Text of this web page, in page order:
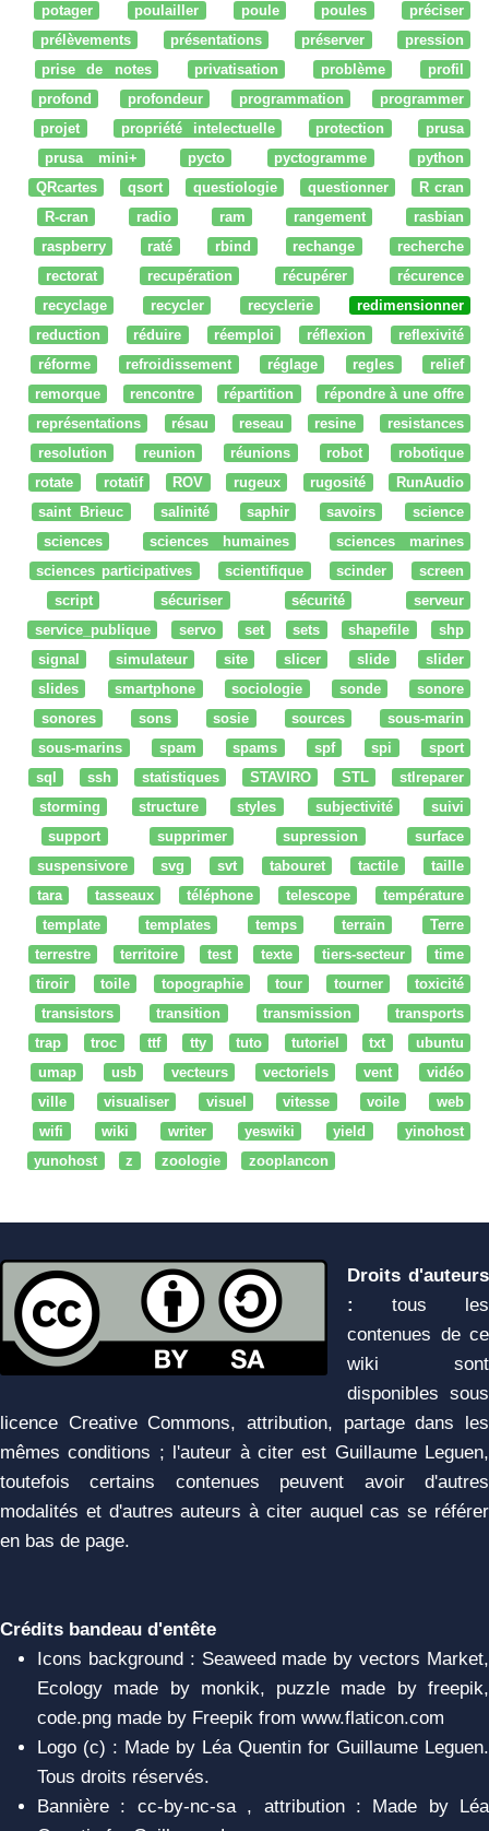
potager
poulailler poule poules
préciser
prélèvements
présentations préserver
pression
prise de notes
privatisation problème
profil
profond
profondeur programmation
programmer
projet
propriété intelectuelle protection
prusa
prusa mini+
pycto pyctogramme
python
QRcartes
qsort questiologie questionner
R cran
R-cran
radio ram rangement
rasbian
raspberry
raté rbind rechange
recherche
rectorat
recupération récupérer
récurence
recyclage
recycler recyclerie
redimensionner
reduction
réduire réemploi réflexion
reflexivité
réforme
refroidissement réglage regles
relief
remorque
rencontre répartition
répondre à une offre
représentations
résau reseau resine
resistances
resolution
reunion réunions robot
robotique
rotate
rotatif ROV rugeux rugosité
RunAudio
saint Brieuc
salinité saphir savoirs
science
sciences
sciences humaines
sciences marines
sciences participatives
scientifique scinder
screen
script
sécuriser sécurité
serveur
service_publique
servo set sets shapefile
shp
signal
simulateur site slicer slide
slider
slides
smartphone sociologie sonde
sonore
sonores
sons sosie sources
sous-marin
sous-marins
spam spams spf spi
sport
sql
ssh statistiques STAVIRO STL
stlreparer
storming
structure styles subjectivité
suivi
support
supprimer supression
surface
suspensivore
svg svt tabouret tactile
taille
tara
tasseaux téléphone telescope
température
template
templates temps terrain
Terre
terrestre
territoire test texte tiers-secteur
time
tiroir
toile topographie tour tourner
toxicité
transistors
transition transmission
transports
trap
troc ttf tty tuto tutoriel txt
ubuntu
umap
usb vecteurs vectoriels vent
vidéo
ville
visualiser visuel vitesse voile
web
wifi
wiki writer yeswiki yield
yinohost
yunohost
z zoologie zooplancon
Droits d'auteurs
:
tous les
contenues de ce
wiki sont
disponibles sous
licence Creative Commons, attribution, partage dans les
mêmes conditions ; l'auteur à citer est Guillaume Leguen,
toutefois certains contenues peuvent avoir d'autres
modalités et d'autres auteurs à citer auquel cas se référer
en bas de page.
Crédits bandeau d'entête
Icons background : Seaweed made by vectors Market,
Ecology made by monkik, puzzle made by freepik,
code.png made by Freepik from www.flaticon.com
Logo (c) : Made by Léa Quentin for Guillaume Leguen.
Tous droits réservés.
Bannière : cc-by-nc-sa , attribution : Made by Léa